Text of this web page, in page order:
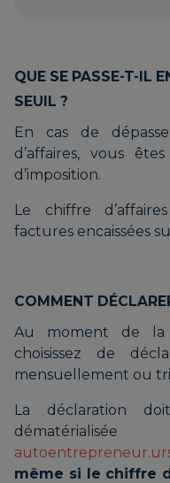
QUE SE PASSE-T-IL
SEUIL ?
En cas de
d’affaires, vous
d’imposition.
Le chiffre
factures encaissées
COMMENT
Au moment de la
choisissez de
mensuellement ou
La déclaration
même si le chiffre